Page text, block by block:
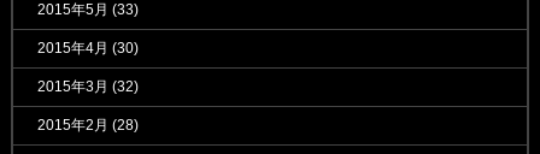
2015年5月 (33)
2015年4月 (30)
2015年3月 (32)
2015年2月 (28)